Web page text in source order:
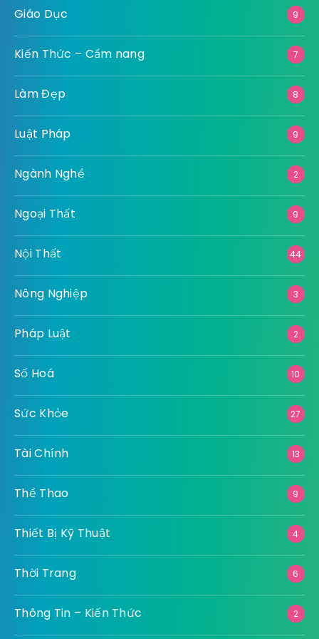
Giáo Dục 9
Kiến Thức – Cẩm nang 7
Làm Đẹp 8
Luật Pháp 9
Ngành Nghề 2
Ngoại Thất 9
Nội Thất 44
Nông Nghiệp 3
Pháp Luật 2
Số Hoá 10
Sức Khỏe 27
Tài Chính 13
Thể Thao 9
Thiết Bị Kỹ Thuật 4
Thời Trang 6
Thông Tin – Kiến Thức 2